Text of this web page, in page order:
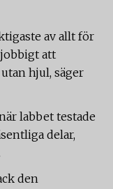
av allt för
att
hjul, säger
labbet testade
delar,
den